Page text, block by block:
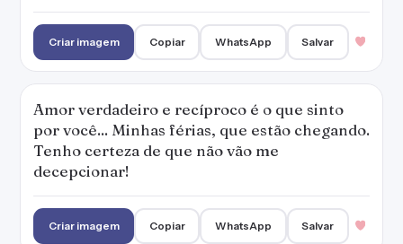
Criar imagem Copiar WhatsApp Salvar
Amor verdadeiro e recíproco é o que sinto
por você... Minhas férias, que estão chegando.
Tenho certeza de que não vão me
decepcionar!
Criar imagem Copiar WhatsApp Salvar